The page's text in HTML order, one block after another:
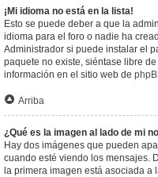
¡Mi idioma no está en la lista!
Esto se puede deber a que la
idioma para el foro o nadie ha
Administrador si puede instalar el
paquete no existe, siéntase libre
información en el sitio web de
Arriba
¿Qué es la imagen al lado de mi
Hay dos imágenes que pueden
cuando esté viendo los mensajes.
la primera imagen está asociada